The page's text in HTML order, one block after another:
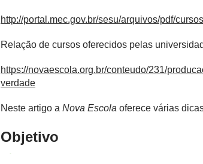
http://portal.mec.gov.br/sesu/arquivos/pdf/
Relação de cursos oferecidos pelas
https://novaescola.org.br/conteudo/231/
verdade
Neste artigo a Nova Escola oferece várias
Objetivo